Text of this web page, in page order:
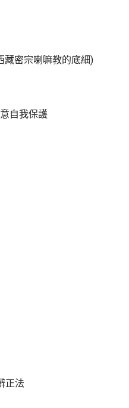
藏密宗喇嘛教的底細)
自我保護
正法